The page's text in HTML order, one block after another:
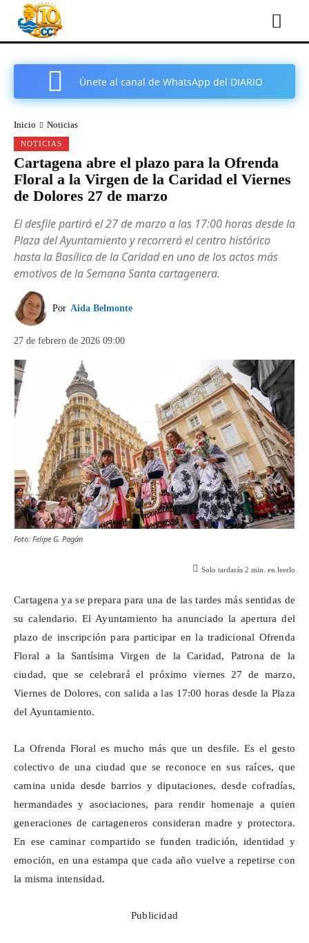
Únete al canal de WhatsApp del DIARIO
Inicio Noticias
NOTICIAS
Cartagena abre el plazo para la Ofrenda
Floral a la Virgen de la Caridad el Viernes
de Dolores 27 de marzo
El desfile partirá el 27 de marzo a las 17:00 horas desde la
Plaza del Ayuntamiento y recorrerá el centro histórico
hasta la Basílica de la Caridad en uno de los actos más
emotivos de la Semana Santa cartagenera.
Por Aida Belmonte
27 de febrero de 2026 09:00
Foto: Felipe G. Pagán
Solo tardarás 2 min. en leerlo
Cartagena ya se prepara para una de las tardes más sentidas de
su calendario. El Ayuntamiento ha anunciado la apertura del
plazo de inscripción para participar en la tradicional Ofrenda
Floral a la Santísima Virgen de la Caridad, Patrona de la
ciudad, que se celebrará el próximo viernes 27 de marzo,
Viernes de Dolores, con salida a las 17:00 horas desde la Plaza
del Ayuntamiento.
La Ofrenda Floral es mucho más que un desfile. Es el gesto
colectivo de una ciudad que se reconoce en sus raíces, que
camina unida desde barrios y diputaciones, desde cofradías,
hermandades y asociaciones, para rendir homenaje a quien
generaciones de cartageneros consideran madre y protectora.
En ese caminar compartido se funden tradición, identidad y
emoción, en una estampa que cada año vuelve a repetirse con
la misma intensidad.
Publicidad